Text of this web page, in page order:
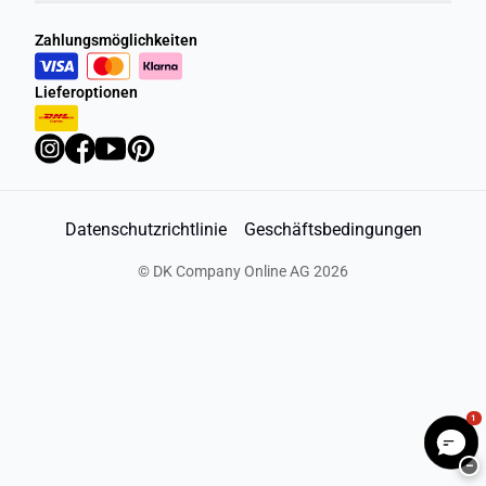
Zahlungsmöglichkeiten
Lieferoptionen
Datenschutzrichtlinie Geschäftsbedingungen
© DK Company Online AG 2026
1
−